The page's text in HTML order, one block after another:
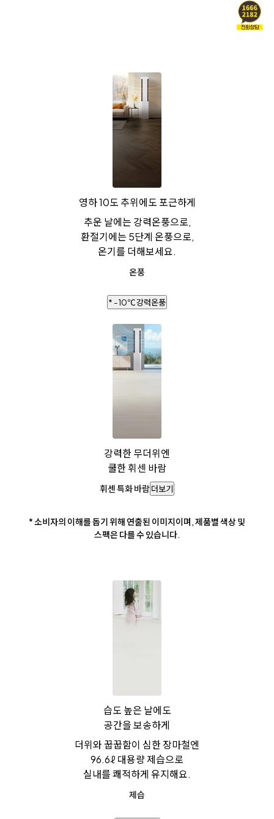
영하 10도 추위에도 포근하게
추운 날에는 강력온풍으로,
환절기에는 5단계 온풍으로,
온기를 더해보세요.
온풍
* -10℃ 강력온풍
강력한 무더위엔
쿨한 휘센 바람
휘센 특화 바람더보기
* 소비자의 이해를 돕기 위해 연출된 이미지이며, 제품별 색상 및
스펙은 다를 수 있습니다.
습도 높은 날에도
공간을 보송하게
더위와 꿉꿉함이 심한 장마철엔
96.6ℓ 대용량 제습으로
실내를 쾌적하게 유지해요.
제습